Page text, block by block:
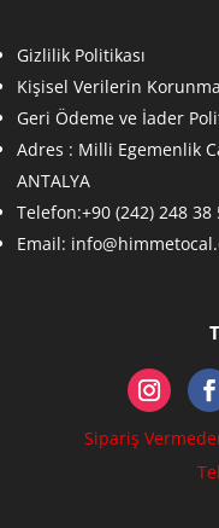
Gizlilik Politikası
Kişisel Verilerin
Geri Ödeme ve İader
Adres : Milli Egemenlik
ANTALYA
Telefon:+90 (242) 248 38
Email:
Sipariş